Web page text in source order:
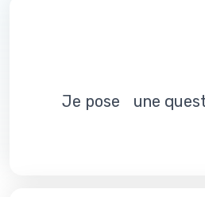
Je pose une